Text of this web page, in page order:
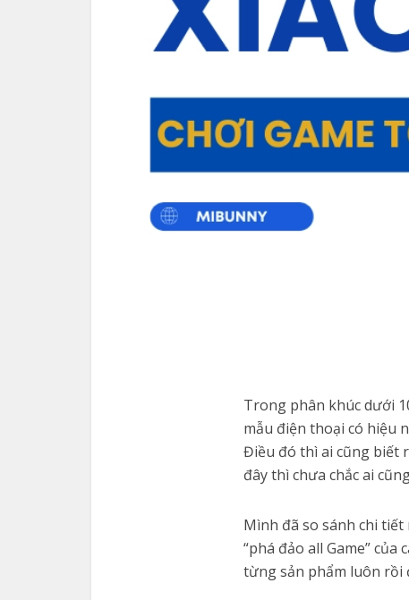
Trong phân khúc dưới
mẫu điện thoại có hiệu
Điều đó thì ai cũng biết
đây thì chưa chắc ai
Mình đã so sánh chi tiết
“phá đảo all Game”
từng sản phẩm luôn rồi